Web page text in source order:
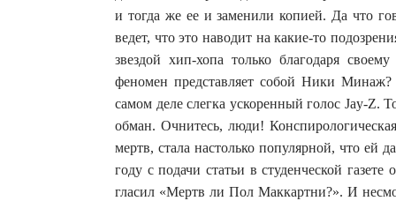
и тогда же ее и заменили копией. Да что
ведет, что это наводит на какие-то
звездой хип-хопа только благодаря
феномен представляет собой Ники
самом деле слегка ускоренный голос Jay-Z.
обман. Очнитесь, люди!
мертв, стала настолько популярной, что ей
году с подачи статьи в студенческой
гласил «Мертв ли Пол Маккартни?». И